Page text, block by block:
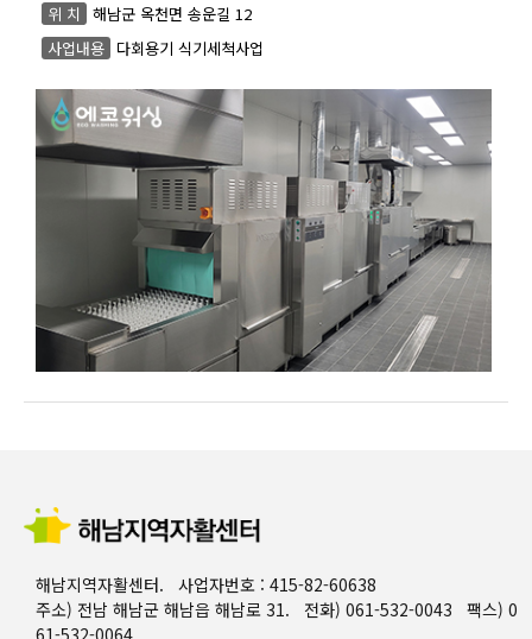
위 치
해남군 옥천면 송운길 12
사업내용 다회용기 식기세척사업
해남지역자활센터. 사업자번호 : 415-82-60638
주소) 전남 해남군 해남읍 해남로 31. 전화) 061-532-0043 팩스) 0